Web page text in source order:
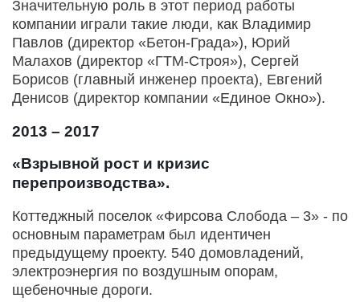
Значительную роль в этот период работы
компании играли такие люди, как Владимир
Павлов (директор «Бетон-Града»), Юрий
Малахов (директор «ГТМ-Строя»), Сергей
Борисов (главный инженер проекта), Евгений
Денисов (директор компании «Единое Окно»).
2013 – 2017
«Взрывной рост и кризис
перепроизводства».
Коттеджный поселок «Фирсова Слобода – 3» - по
основным параметрам был идентичен
предыдущему проекту. 540 домовладений,
электроэнергия по воздушным опорам,
щебеночные дороги.